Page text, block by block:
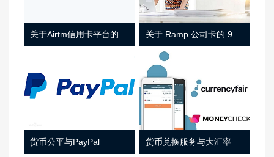
货币公平与PayPal 货币兑换服务与大汇率